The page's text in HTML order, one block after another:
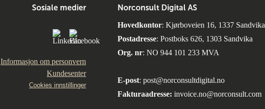
Sosiale medier
Informasjon om personvern
Kundesenter
Cookies innstillinger
Norconsult Digital AS
Hovedkontor: Kjørboveien 16, 1337 Sandvika
Postadresse: Postboks 626, 1303 Sandvika
Org. nr: NO 944 101 233 MVA
E-post: post@norconsultdigital.no
Fakturaadresse: invoice.no@norconsult.com